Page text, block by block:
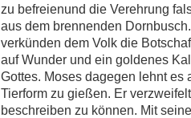
zu befreienund die Verehrung
aus dem brennenden
verkünden dem Volk die
auf Wunder und ein goldenes
Gottes. Moses dagegen lehnt es
Tierform zu gießen. Er
beschreiben zu können. Mit